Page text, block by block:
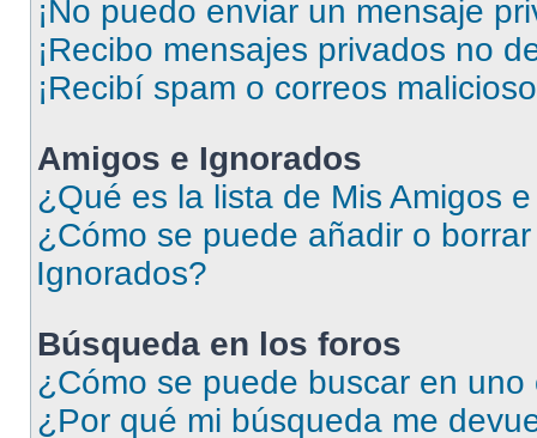
¡No puedo enviar un mensaje
¡Recibo mensajes privados no
¡Recibí spam o correos
Amigos e Ignorados
¿Qué es la lista de Mis Amigos
¿Cómo se puede añadir o
Ignorados?
Búsqueda en los foros
¿Cómo se puede buscar en uno
¿Por qué mi búsqueda me